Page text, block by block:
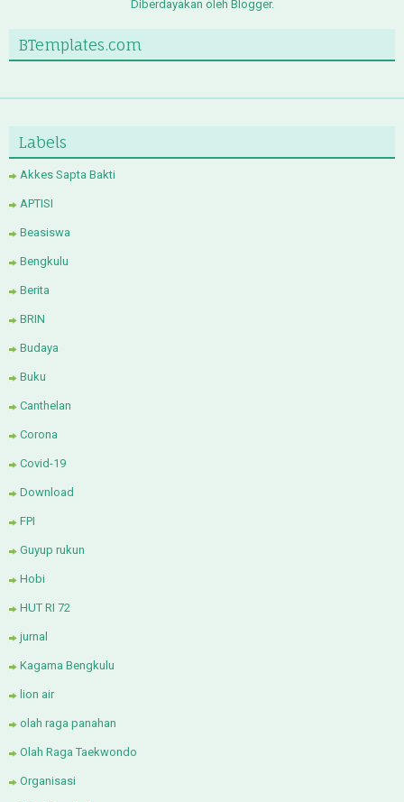
Diberdayakan oleh Blogger.
BTemplates.com
Labels
Akkes Sapta Bakti
APTISI
Beasiswa
Bengkulu
Berita
BRIN
Budaya
Buku
Canthelan
Corona
Covid-19
Download
FPI
Guyup rukun
Hobi
HUT RI 72
jurnal
Kagama Bengkulu
lion air
olah raga panahan
Olah Raga Taekwondo
Organisasi